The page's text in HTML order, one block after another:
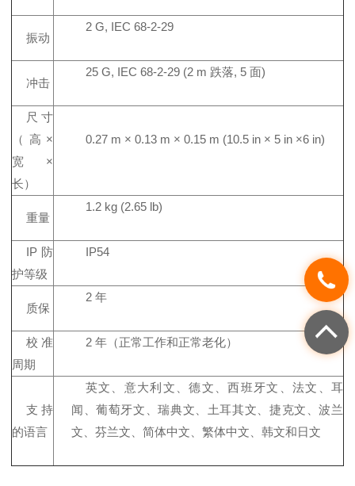
振动
2 G, IEC 68-2-29
冲击
25 G, IEC 68-2-29 (2 m 跌落, 5 面)
尺寸
（高×
宽×
长）
0.27 m × 0.13 m × 0.15 m (10.5 in × 5 in ×6 in)
重量
1.2 kg (2.65 lb)
IP 防
护等级
IP54
质保
2 年
校准
周期
2 年（正常工作和正常老化）
支持
的语言
英文、意大利文、德文、西班牙文、法文、耳
闻、葡萄牙文、瑞典文、土耳其文、捷克文、波兰
文、芬兰文、简体中文、繁体中文、韩文和日文